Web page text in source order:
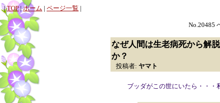
|TOP|ホーム | ページ一覧 |
No.20485
なぜ人間は生老病死から解
か？
投稿者: ヤマト
ブッダがこの世にいたら・・・